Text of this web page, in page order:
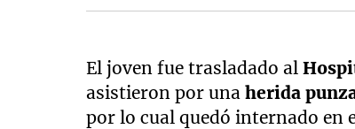
El joven fue trasladado al
asistieron por unaherida
por lo cual quedó internado en